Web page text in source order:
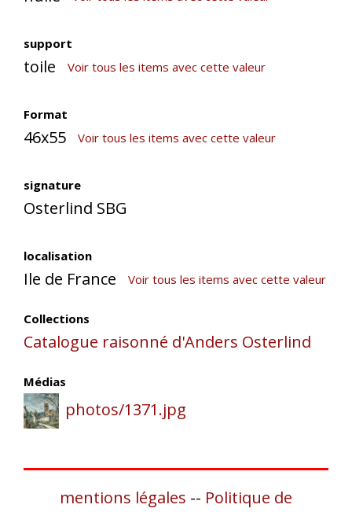
support
toile Voir tous les items avec cette valeur
Format
46x55 Voir tous les items avec cette valeur
signature
Osterlind SBG
localisation
Ile de France Voir tous les items avec cette valeur
Collections
Catalogue raisonné d'Anders Osterlind
Médias
photos/1371.jpg
mentions légales -- Politique de